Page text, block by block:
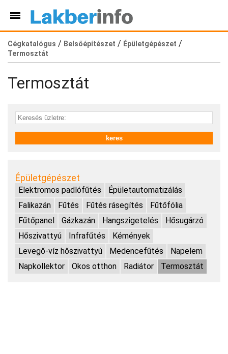
Cégkatalógus / Belsőépítészet / Épületgépészet /
Termosztát
Termosztát
Épületgépészet
Elektromos padlófűtés
Épületautomatizálás
Falikazán
Fűtés Fűtés rásegítés
Fűtőfólia
Fűtőpanel
Gázkazán Hangszigetelés
Hősugárzó
Hőszivattyú
Infrafűtés
Kémények
Levegő-víz hőszivattyú
Medencefűtés
Napelem
Napkollektor
Okos otthon Radiátor Termosztát